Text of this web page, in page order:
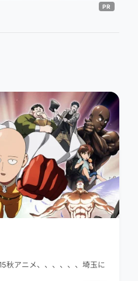
秋アニメ、、、、、、埼玉に